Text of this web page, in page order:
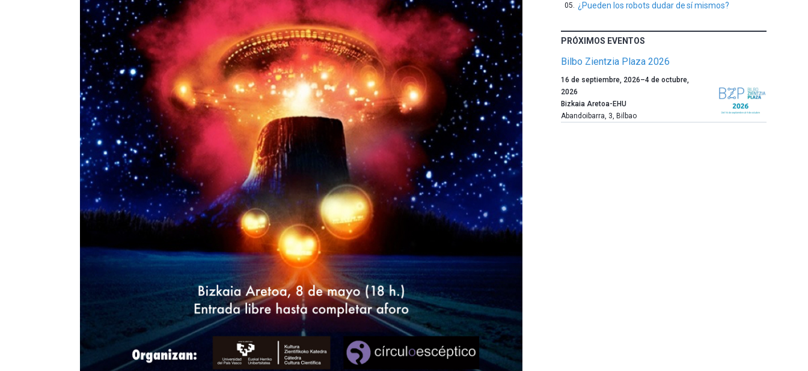
¿Pueden los robots dudar de sí mismos?
PRÓXIMOS EVENTOS
Bilbo Zientzia Plaza 2026
Un
año
más,
Bilbao
16 de septiembre, 2026–4 de octubre,
2026
Bizkaia Aretoa-EHU
Abandoibarra, 3, Bilbao